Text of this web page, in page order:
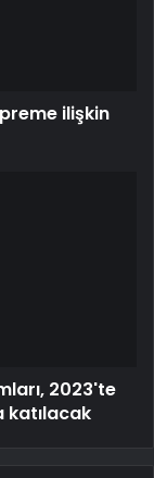
ilişkin
2023'te
katılacak